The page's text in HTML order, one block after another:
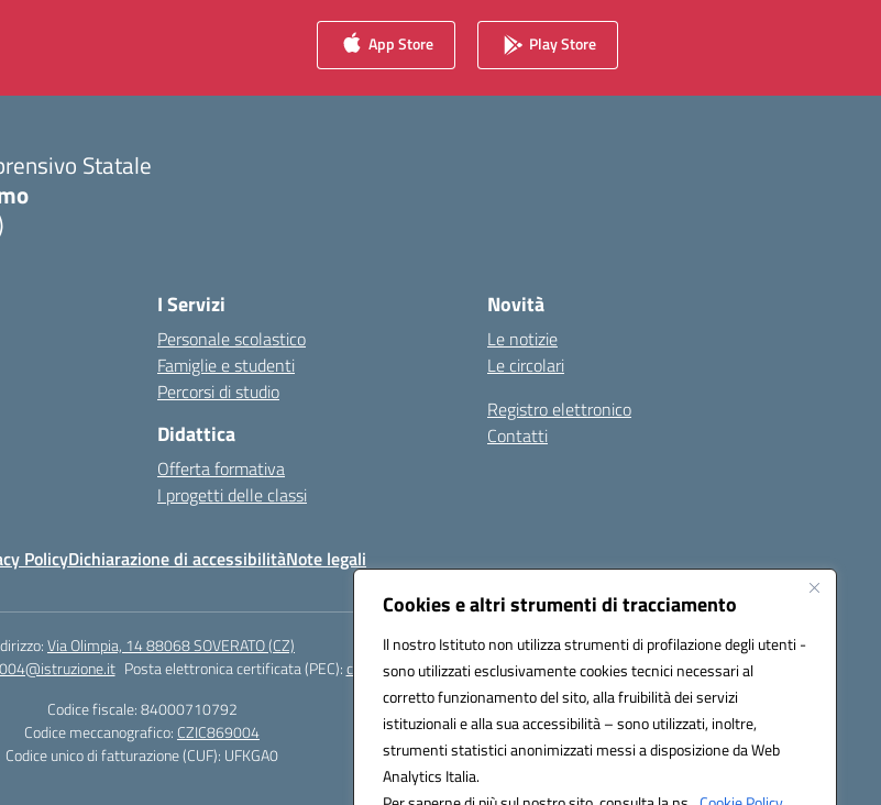
Cookies e altri strumenti di tracciamento
Il nostro Istituto non utilizza strumenti di profilazione degli utenti -
sono utilizzati esclusivamente cookies tecnici necessari al
corretto funzionamento del sito, alla fruibilità dei servizi
istituzionali e alla sua accessibilità – sono utilizzati, inoltre,
strumenti statistici anonimizzati messi a disposizione da Web
Analytics Italia.
App Store Play Store
Statale
I Servizi
Personale scolastico
Famiglie e studenti
Percorsi di studio
Didattica
Offerta formativa
I progetti delle classi
Novità
Le notizie
Le circolari
Registro elettronico
Contatti
PolicyDichiarazione di accessibilitàNote legali
Via Olimpia, 14 88068 SOVERATO (CZ)
Posta elettronica certificata (PEC):czic869004@pec.istruzione.it
Codice fiscale: 84000710792
Codice meccanografico: CZIC869004
Codice unico di fatturazione (CUF): UFKGA0